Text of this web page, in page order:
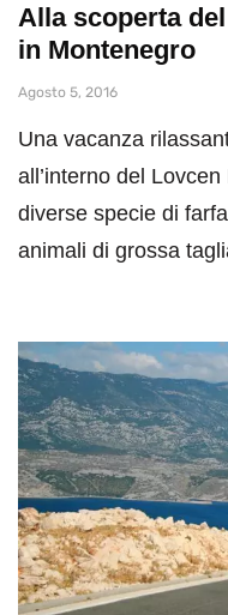
Alla scoperta
in Montenegro
Agosto 5, 2016
Una vacanza
all’interno del
diverse specie di
animali di grossa